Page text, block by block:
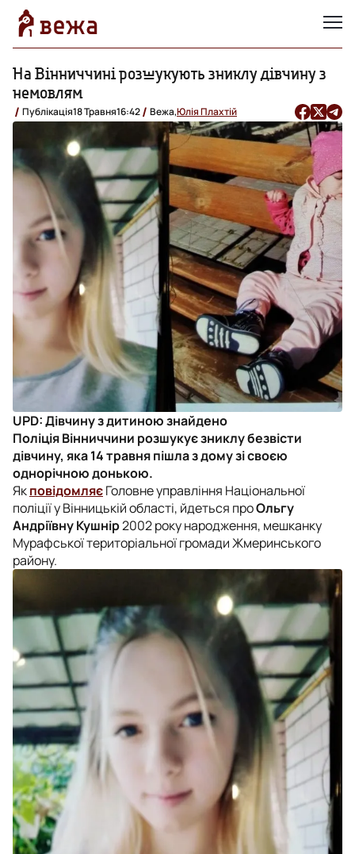
На Вінниччині розшукують зниклу дівчину з
немовлям
Публікація18 Травня16:42 Вежа,Юлія Плахтій
UPD: Дівчину з дитиною знайдено
Поліція Вінниччини розшукує зниклу безвісти
дівчину, яка 14 травня пішла з дому зі своєю
однорічною донькою.
ЯкповідомляєГоловне управління Національної
поліції у Вінницькій області, йдеться проОльгу
Андріївну Кушнір2002 року народження, мешканку
Мурафської територіальної громади Жмеринського
району.